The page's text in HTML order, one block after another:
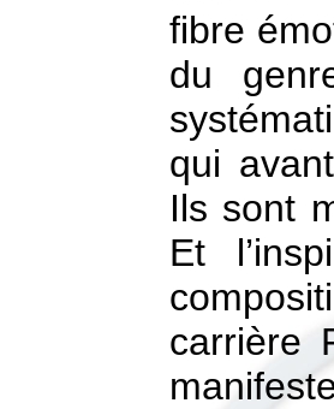
fibre
du
qui
Ils sont
Et
carrière